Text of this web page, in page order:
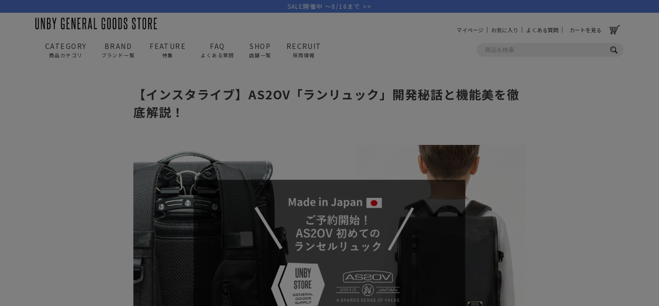
CATEGORY
商品カテゴリ
アウター
パンツ
キャップ/帽子
シューズ/靴下
サングラス/メガネ
時計
その他
焚き火/ストーブ
フィールドギア
クーラーボックス
コンテナ/収納
ステッカー
キャディバッグ
バッグ/ポーチ
クラブケース
その他グッズ
BRAND
ブランド一覧
PICK UP BRAND
AS2OV GOLF CABINZERO
FEATURE
特集
FAQ
よくある質問
SHOP
店舗一覧
RECRUIT
採用情報
マイページ お気に入り よくある質問 カートを見る
SALE開催中 ～8/16まで >>
【インスタライブ】AS2OV「ランリュック」開発秘話と機能美を徹
底解説！